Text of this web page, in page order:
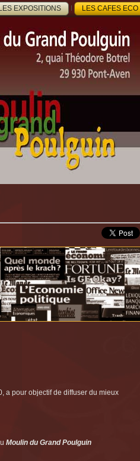
EXPOSITIONS LES CAFES ECO
a pour objectif de diffuser du mieux
Moulin du Grand Poulguin